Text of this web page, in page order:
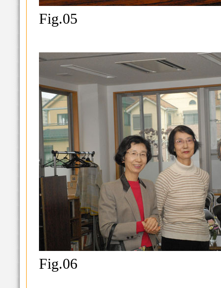
Fig.05
Fig.06